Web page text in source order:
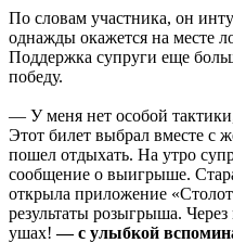
По словам участника, он
однажды окажется на месте
Поддержка супруги еще
победу.
— У меня нет особой
Этот билет выбрал вместе с
пошел отдыхать. На утро
сообщение о выигрыше.
открыла приложение
результаты розыгрыша.
ушах!— с улыбкой